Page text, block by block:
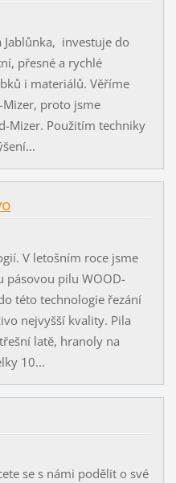
investuje do
přesné a rychlé
i materiálů. Věříme
proto jsme
Mizer. Použitím techniky
V letošním roce jsme
pilu WOOD-
této technologie řezání
nejvyšší kvality. Pila
latě, hranoly na
10...
se s námi podělit o své